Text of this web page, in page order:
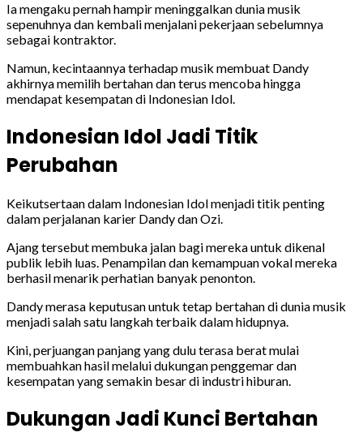
Ia mengaku pernah hampir meninggalkan dunia musik
sepenuhnya dan kembali menjalani pekerjaan sebelumnya
sebagai kontraktor.
Namun, kecintaannya terhadap musik membuat Dandy
akhirnya memilih bertahan dan terus mencoba hingga
mendapat kesempatan di Indonesian Idol.
Indonesian Idol Jadi Titik
Perubahan
Keikutsertaan dalam Indonesian Idol menjadi titik penting
dalam perjalanan karier Dandy dan Ozi.
Ajang tersebut membuka jalan bagi mereka untuk dikenal
publik lebih luas. Penampilan dan kemampuan vokal mereka
berhasil menarik perhatian banyak penonton.
Dandy merasa keputusan untuk tetap bertahan di dunia musik
menjadi salah satu langkah terbaik dalam hidupnya.
Kini, perjuangan panjang yang dulu terasa berat mulai
membuahkan hasil melalui dukungan penggemar dan
kesempatan yang semakin besar di industri hiburan.
Dukungan Jadi Kunci Bertahan